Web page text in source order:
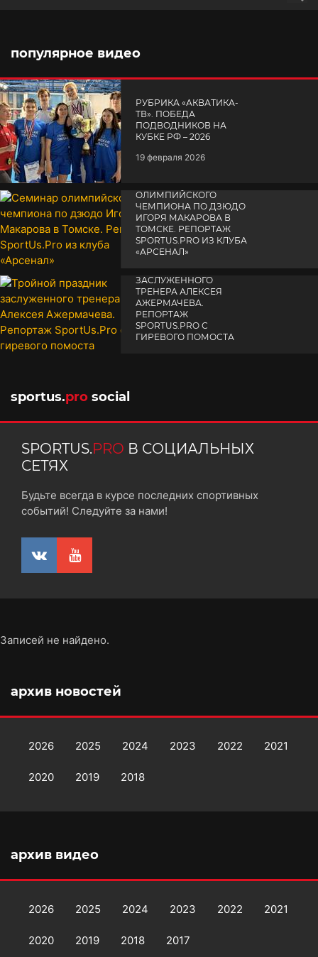
популярное видео
РУБРИКА «АКВАТИКА-
TВ». ПОБЕДА
ПОДВОДНИКОВ НА
КУБКЕ РФ – 2026
19 февраля 2026
ОЛИМПИЙСКОГО
ЧЕМПИОНА ПО ДЗЮДО
ИГОРЯ МАКАРОВА В
ТОМСКЕ. РЕПОРТАЖ
SPORTUS.PRO ИЗ КЛУБА
«АРСЕНАЛ»
ЗАСЛУЖЕННОГО
ТРЕНЕРА АЛЕКСЕЯ
АЖЕРМАЧЕВА.
РЕПОРТАЖ
SPORTUS.PRO С
ГИРЕВОГО ПОМОСТА
sportus.pro social
SPORTUS.PRO В СОЦИАЛЬНЫХ
СЕТЯХ
Будьте всегда в курсе последних спортивных
событий! Следуйте за нами!
Записей не найдено.
архив новостей
2026 2025 2024 2023 2022 2021
2020 2019 2018
архив видео
2026 2025 2024 2023 2022 2021
2020 2019 2018 2017